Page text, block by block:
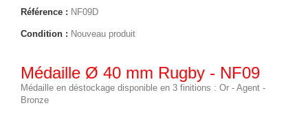
Référence : NF09D
Condition : Nouveau produit
Médaille Ø 40 mm Rugby - NF09
Médaille en déstockage disponible en 3 finitions : Or - Agent -
Bronze